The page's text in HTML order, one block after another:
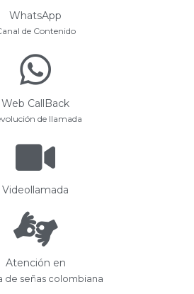
WhatsApp
de Contenido
Web CallBack
de llamada
Videollamada
Atención en
de señas colombiana